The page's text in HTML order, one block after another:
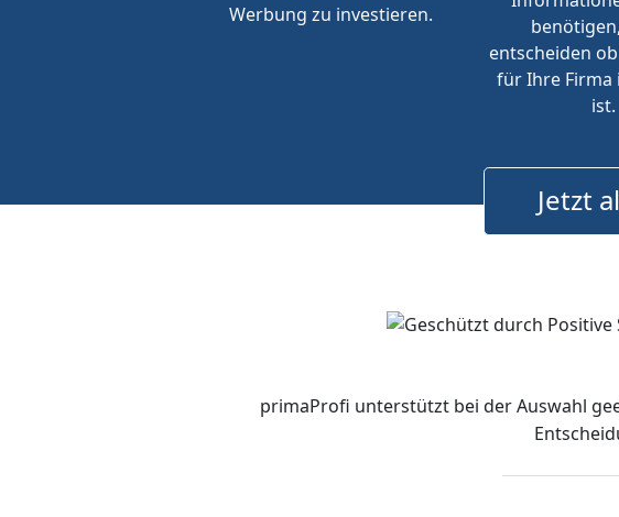
Werbung zu investieren.
entscheiden
für Ihre Firma
ist.
Jetzt
primaProfi unterstützt bei der Auswahl